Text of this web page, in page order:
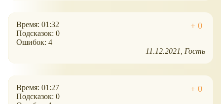
Время: 01:32
Подсказок: 0
Ошибок: 4
11.12.2021
Гость
Время: 01:27
Подсказок: 0